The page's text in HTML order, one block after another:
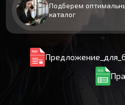
Подберем
каталог